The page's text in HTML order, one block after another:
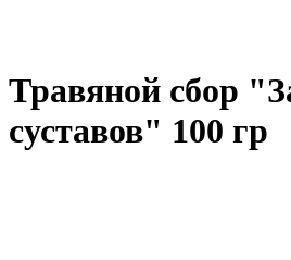
Травяной сбор
суставов" 100 гр